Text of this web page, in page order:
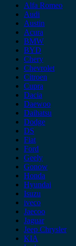
Alfa Romeo
Audi
Austin
Acura
BMW
BYD
Chery
Chevrolet
Citroen
Cupra
Dacia
Daewoo
Daihatsu
Dodge
DS
Fiat
Ford
Geely
Gonow
Honda
Hyundai
Isuzu
iveco
Jaecoo
Jaguar
Jeep Chrysler
KIA